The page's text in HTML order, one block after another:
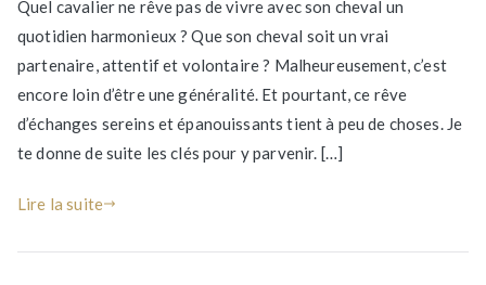
quotidien
simple
et
facile
avec
ton
étapes
Quel cavalier ne rêve pas de vivre avec son cheval un
quotidien harmonieux ? Que son cheval soit un vrai
partenaire, attentif et volontaire ? Malheureusement, c’est
encore loin d’être une généralité. Et pourtant, ce rêve
d’échanges sereins et épanouissants tient à peu de choses. Je
te donne de suite les clés pour y parvenir. […]
Lire la suite